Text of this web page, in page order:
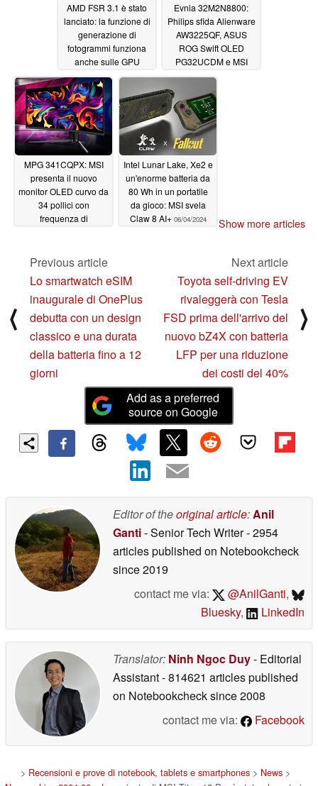
AMD FSR 3.1 è stato
lanciato: la funzione di
generazione di
fotogrammi funziona
anche sulle GPU
Nvidia GeForce RTX e
Intel Arc
Evnia 32M2N8800:
Philips sfida Alienware
AW3225QF, ASUS
ROG Swift OLED
PG32UCDM e MSI
MPG 321URX con il
nuovo monitor per il
gaming QD-OLED 4K e
240 Hz06/25/2024
MPG 341CQPX: MSI
presenta il nuovo
monitor OLED curvo da
34 pollici con
frequenza di
dollari06/04/2024
Intel Lunar Lake, Xe2 e
un'enorme batteria da
80 Wh in un portatile
da gioco: MSI svela
Claw 8 AI+ 06/04/2024 Show more articles
⟨
Previous article
Lo smartwatch eSIM
inaugurale di OnePlus
debutta con un design
classico e una durata
della batteria fino a 12
giorni
Next article
Toyota self-driving EV
rivaleggerà con Tesla
FSD prima dell'arrivo del
nuovo bZ4X con batteria
LFP per una riduzione
dei costi del 40%
⟩
Add as a preferred
source on Google
Editor of theoriginal article:Anil
Ganti- Senior Tech Writer- 2954
articles published on Notebookcheck
since 2019
contact me via:
@AnilGanti,
Bluesky, LinkedIn
Translator: Ninh Ngoc Duy- Editorial
Assistant- 814621 articles published
on Notebookchecksince 2008
contact me via:
Facebook
> Recensioni e prove di notebook, tablets e smartphones > News >